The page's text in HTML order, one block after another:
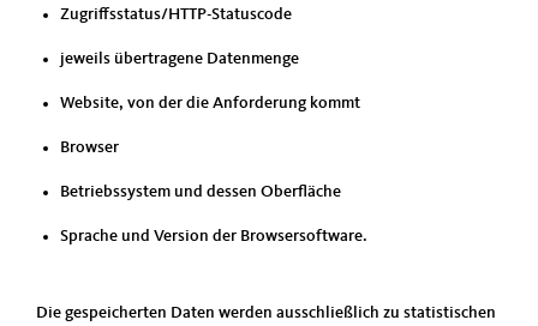
Zugriffsstatus/HTTP-Statuscode
jeweils übertragene Datenmenge
Website, von der die Anforderung kommt
Browser
Betriebssystem und dessen Oberfläche
Sprache und Version der Browsersoftware.
Die gespeicherten Daten werden ausschließlich zu statistischen